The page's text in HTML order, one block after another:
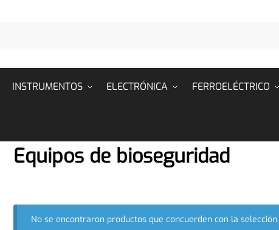
INSTRUMENTOS ELECTRÓNICA FERROELÉCTRICO
Equipos de bioseguridad
No se encontraron productos que concuerden con la selección.